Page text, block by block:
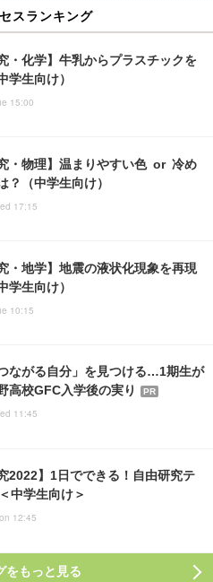
スランキング
・化学】牛乳からプラスチックを
学生向け）
15:00
・物理】温まりやすい色 or 冷め
？（中学生向け）
17:15
・地学】地震の液状化現象を再現
学生向け）
10:15
つながる自分」を見つける…1期生が
高校GFC入学後の実り
PR
11:45
2022】1日でできる！自由研究テ
中学生向け＞
12:45
をもっと見る